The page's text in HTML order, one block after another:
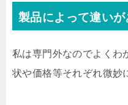
製品によって違いが
私は専門外なのでよくわ
状や価格等それぞれ微妙